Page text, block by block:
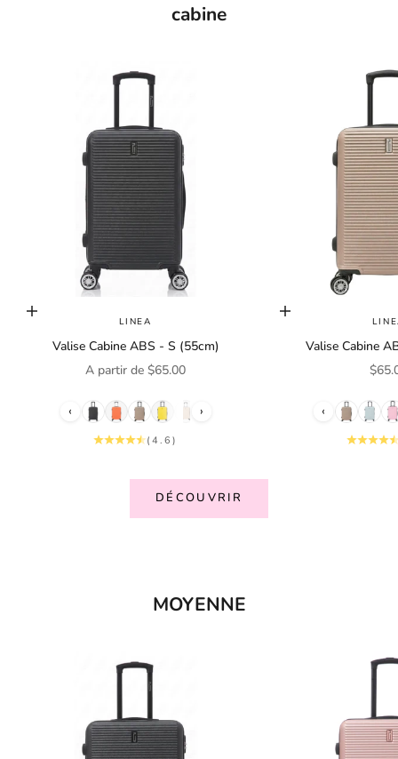
cabine
Choisir les optionsLINEA
Valise Cabine ABS - S (55cm)
Prix de vente
A partir de $65.00
‹ ›
(4.6)
Choisir les options
Valise Cabine
Prix
‹
DÉCOUVRIR
MOYENNE